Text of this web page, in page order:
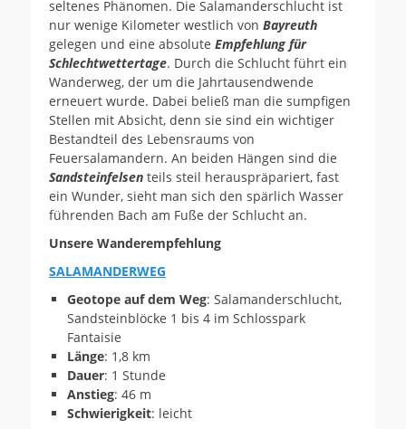
seltenes Phänomen. Die Salamanderschlucht ist
nur wenige Kilometer westlich von Bayreuth
gelegen und eine absolute Empfehlung für
Schlechtwettertage. Durch die Schlucht führt ein
Wanderweg, der um die Jahrtausendwende
erneuert wurde. Dabei beließ man die sumpfigen
Stellen mit Absicht, denn sie sind ein wichtiger
Bestandteil des Lebensraums von
Feuersalamandern. An beiden Hängen sind die
Sandsteinfelsen teils steil herauspräpariert, fast
ein Wunder, sieht man sich den spärlich Wasser
führenden Bach am Fuße der Schlucht an.
Unsere Wanderempfehlung
SALAMANDERWEG
Geotope auf dem Weg: Salamanderschlucht,
Sandsteinblöcke 1 bis 4 im Schlosspark
Fantaisie
Länge: 1,8 km
Dauer: 1 Stunde
Anstieg: 46 m
Schwierigkeit: leicht